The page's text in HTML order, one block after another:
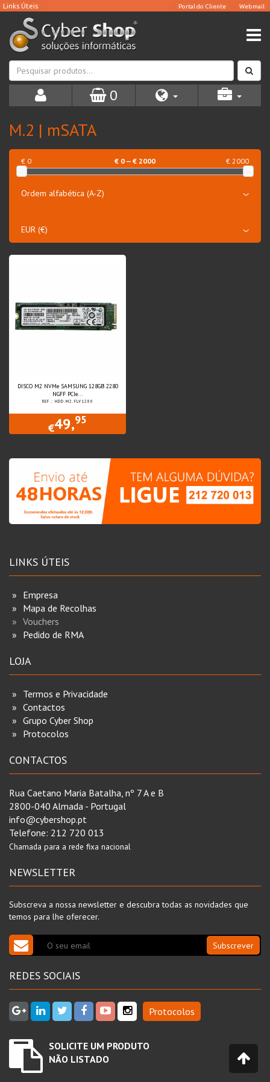
0
M.2 | mSATA
€ 0 € 2000
€ 0 — € 2000
DISCO M2 NVMe SAMSUNG 128GB 2280
NGFF PCIe...
REF.: HDD.M2.FLV1280
€49,95
LINKS ÚTEIS
Empresa
Mapa de Recolhas
Vouchers
Pedido de RMA
LOJA
Termos e Privacidade
Contactos
Grupo Cyber Shop
Protocolos
CONTACTOS
Rua Caetano Maria Batalha, nº 7 A e B
2800-040 Almada - Portugal
info@cybershop.pt
Telefone: 212 720 013
Chamada para a rede fixa nacional
NEWSLETTER
Subscreva a nossa newsletter e descubra todas as novidades que
temos para lhe oferecer.
Subscrever
REDES SOCIAIS
Protocolos
SOLICITE UM PRODUTO
NÃO LISTADO